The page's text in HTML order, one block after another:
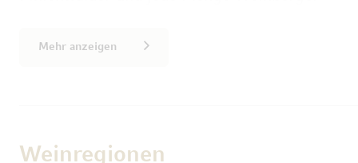
bemerkenswerten Naturschauplatzes
Mehr anzeigen
Weinregionen